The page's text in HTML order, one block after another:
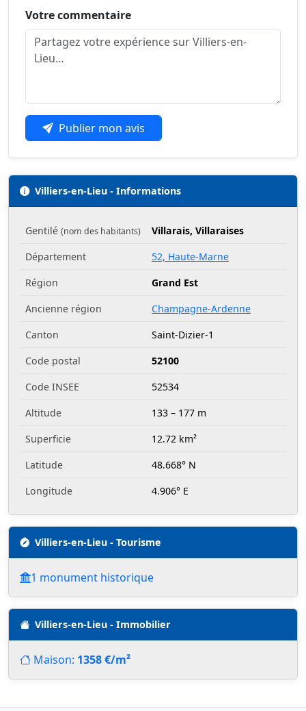
Votre commentaire
Publier mon avis
Villiers-en-Lieu - Informations
Gentilé (nom des habitants)
Villarais, Villaraises
Département
52, Haute-Marne
Région
Grand Est
Ancienne région
Champagne-Ardenne
Canton
Saint-Dizier-1
Code postal
52100
Code INSEE
52534
Altitude
133 – 177 m
Superficie
12.72 km²
Latitude
48.668° N
Longitude
4.906° E
Villiers-en-Lieu - Tourisme
1 monument historique
Villiers-en-Lieu - Immobilier
Maison: 1358 €/m²